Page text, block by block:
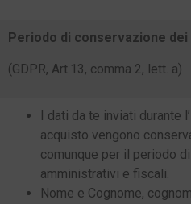
Periodo di conservazione dei
(GDPR, Art.13, comma 2, lett. a)
I dati da te inviati durante
acquisto vengono
comunque per il periodo
amministrativi e fiscali.
Nome e Cognome,